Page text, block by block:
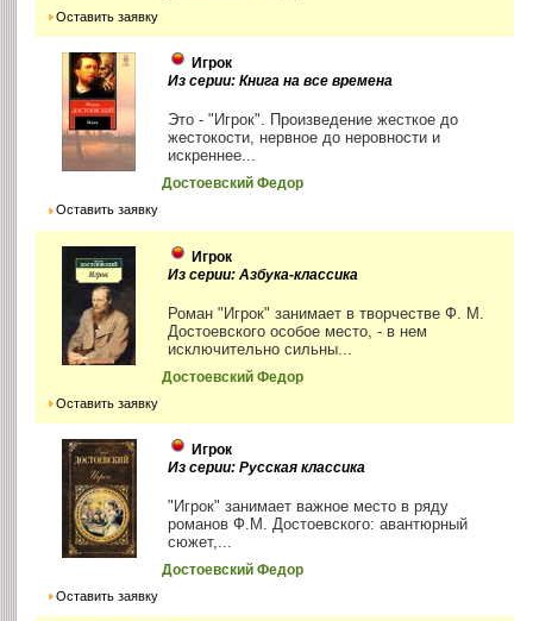
Оставить заявку
Игрок
Из серии: Книга на все времена
Это - "Игрок". Произведение жесткое до
жестокости, нервное до неровности и
искреннее...
Достоевский Федор
Оставить заявку
Игрок
Из серии: Азбука-классика
Роман "Игрок" занимает в творчестве Ф. М.
Достоевского особое место, - в нем
исключительно сильны...
Достоевский Федор
Оставить заявку
Игрок
Из серии: Русская классика
"Игрок" занимает важное место в ряду
романов Ф.М. Достоевского: авантюрный
сюжет,...
Достоевский Федор
Оставить заявку